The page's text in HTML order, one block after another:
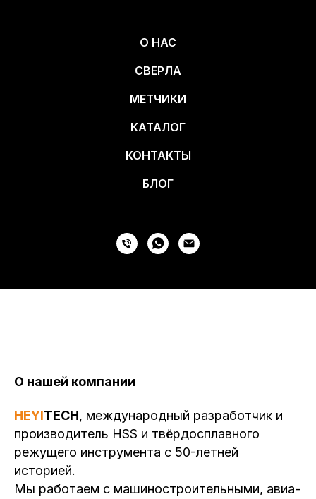
О НАС
СВЕРЛА
МЕТЧИКИ
КАТАЛОГ
КОНТАКТЫ
БЛОГ
О нашей компании
HEYITECH, международный разработчик и
производитель HSS и твёрдосплавного
режущего инструмента с 50-летней
историей.
Мы работаем с машиностроительными, авиа-